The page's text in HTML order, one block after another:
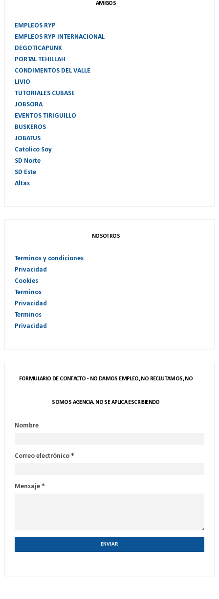
AMIGOS
EMPLEOS RYP
EMPLEOS RYP INTERNACIONAL
DEGOTICAPUNK
PORTAL TEHILLAH
CONDIMENTOS DEL VALLE
LIVIO
TUTORIALES CUBASE
JOBSORA
EVENTOS TIRIGUILLO
BUSKEROS
JOBATUS
Catolico Soy
SD Norte
SD Este
Altas
NOSOTROS
Terminos y condiciones
Privacidad
Cookies
Terminos
Privacidad
Terminos
Privacidad
FORMULARIO DE CONTACTO - NO DAMOS EMPLEO, NO RECLUTAMOS, NO
SOMOS AGENCIA. NO SE APLICA ESCRIBIENDO
Nombre
Correo electrónico *
Mensaje *